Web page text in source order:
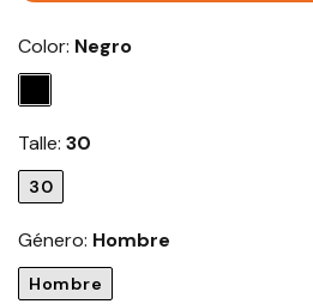
Color: Negro
Talle: 30
30
Género: Hombre
Hombre